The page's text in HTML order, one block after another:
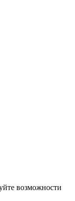
возможности